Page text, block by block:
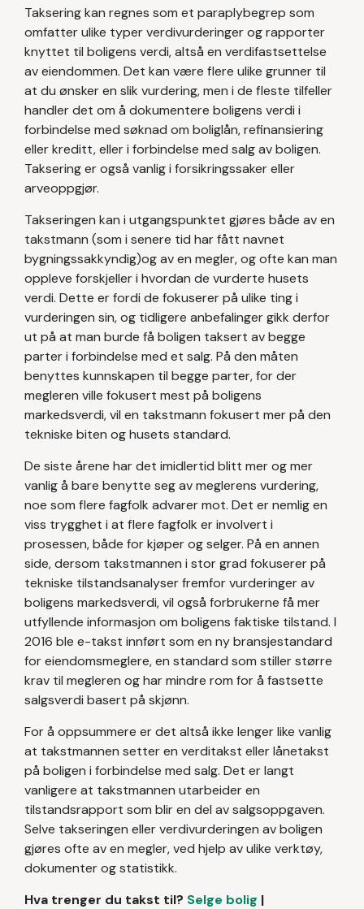
Taksering kan regnes som et paraplybegrep som
omfatter ulike typer verdivurderinger og rapporter
knyttet til boligens verdi, altså en verdifastsettelse
av eiendommen. Det kan være flere ulike grunner til
at du ønsker en slik vurdering, men i de fleste tilfeller
handler det om å dokumentere boligens verdi i
forbindelse med søknad om boliglån, refinansiering
eller kreditt, eller i forbindelse med salg av boligen.
Taksering er også vanlig i forsikringssaker eller
arveoppgjør.
Takseringen kan i utgangspunktet gjøres både av en
takstmann (som i senere tid har fått navnet
bygningssakkyndig)og av en megler, og ofte kan man
oppleve forskjeller i hvordan de vurderte husets
verdi. Dette er fordi de fokuserer på ulike ting i
vurderingen sin, og tidligere anbefalinger gikk derfor
ut på at man burde få boligen taksert av begge
parter i forbindelse med et salg. På den måten
benyttes kunnskapen til begge parter, for der
megleren ville fokusert mest på boligens
markedsverdi, vil en takstmann fokusert mer på den
tekniske biten og husets standard.
De siste årene har det imidlertid blitt mer og mer
vanlig å bare benytte seg av meglerens vurdering,
noe som flere fagfolk advarer mot. Det er nemlig en
viss trygghet i at flere fagfolk er involvert i
prosessen, både for kjøper og selger. På en annen
side, dersom takstmannen i stor grad fokuserer på
tekniske tilstandsanalyser fremfor vurderinger av
boligens markedsverdi, vil også forbrukerne få mer
utfyllende informasjon om boligens faktiske tilstand. I
2016 ble e-takst innført som en ny bransjestandard
for eiendomsmeglere, en standard som stiller større
krav til megleren og har mindre rom for å fastsette
salgsverdi basert på skjønn.
For å oppsummere er det altså ikke lenger like vanlig
at takstmannen setter en verditakst eller lånetakst
på boligen i forbindelse med salg. Det er langt
vanligere at takstmannen utarbeider en
tilstandsrapport som blir en del av salgsoppgaven.
Selve takseringen eller verdivurderingen av boligen
gjøres ofte av en megler, ved hjelp av ulike verktøy,
dokumenter og statistikk.
Hva trenger du takst til? Selge bolig |